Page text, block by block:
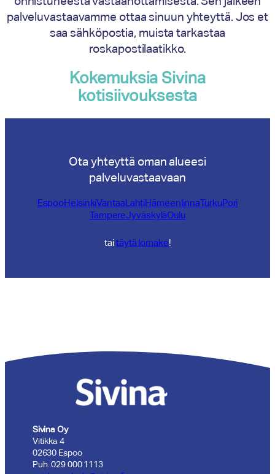
palveluvastaavamme ottaa sinuun yhteyttä. Jos et
saa sähköpostia, muista tarkastaa
roskapostilaatikko.
Kokemuksia Sivina
kotisiivouksesta
Ota yhteyttä oman alueesi
palveluvastaavaan
EspooHelsinkiVantaaLahtiHämeenlinnaTurkuPori
TampereJyväskyläOulu
taitäytä lomake!
Sivina Oy
Vitikka 4
02630 Espoo
Puh. 029 000 1113